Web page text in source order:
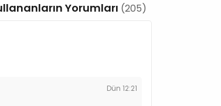
Yorumları (205)
Dün 12:21